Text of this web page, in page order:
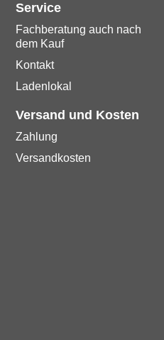
Service
Fachberatung auch nach
dem Kauf
Kontakt
Ladenlokal
Versand und Kosten
Zahlung
Versandkosten